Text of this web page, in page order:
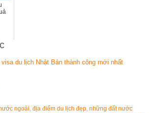
visa du lịch Nhật Bản thành công mới nhất
ngoài, địa điểm du lịch đẹp, những đất nước